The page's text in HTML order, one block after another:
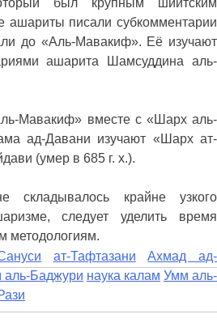
ашариты писали субкомментарии
до «Аль-Мавакиф». Её изучают
ашарита Шамсуддина аль-
Мавакиф» вместе с «Шарх аль-
ад-Давани изучают «Шарх ат-
(умер в 685 г. х.).
складывалось крайне узкого
следует уделить время
методологиям.
ат-Тафтазани
Ахмад ад-
аль-Баджури наука калам Умм аль-